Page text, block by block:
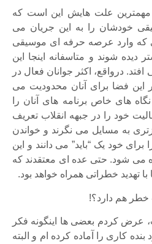
علت هایش این است که
خودشان را به این جریان می
که وارد عرصه حرفه ای موسیقی
دیده شوند و متاسفانه اینجا این
درواقع، اکثر جوانان فعال در
این فضا برای آنان محدودیت می
های خاص برنامه های آنان را
خود را در جبهه انقلاب تعریف
به مسایل می نگرند و خواندن
خود یک “باید” می دانند و این
می شود. حتی عده ای معتقدند که
با تهدید خطراتی همراه خواهد بود.
خطر هم دارد؟!
عرض کردم بعضی ها اینگونه فکر
کاری را آماده کرده ام و البته